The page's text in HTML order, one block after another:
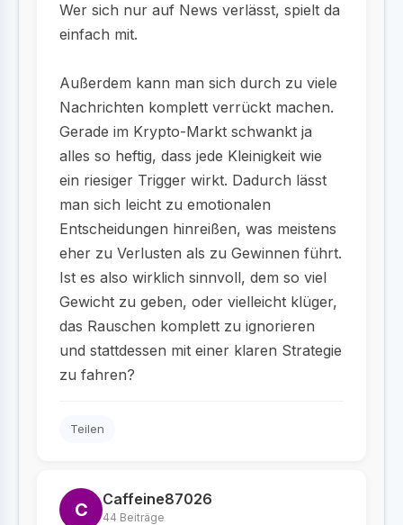
Wer sich nur auf News verlässt, spielt da
einfach mit.
Außerdem kann man sich durch zu viele
Nachrichten komplett verrückt machen.
Gerade im Krypto-Markt schwankt ja
alles so heftig, dass jede Kleinigkeit wie
ein riesiger Trigger wirkt. Dadurch lässt
man sich leicht zu emotionalen
Entscheidungen hinreißen, was meistens
eher zu Verlusten als zu Gewinnen führt.
Ist es also wirklich sinnvoll, dem so viel
Gewicht zu geben, oder vielleicht klüger,
das Rauschen komplett zu ignorieren
und stattdessen mit einer klaren Strategie
zu fahren?
Teilen
C Caffeine87026
44 Beiträge